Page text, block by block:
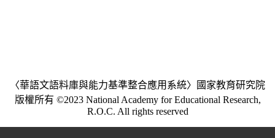
〈華語文語料庫與能力基準整合應用系統〉國家教育研究院
版權所有 ©2023 National Academy for Educational Research,
R.O.C. All rights reserved